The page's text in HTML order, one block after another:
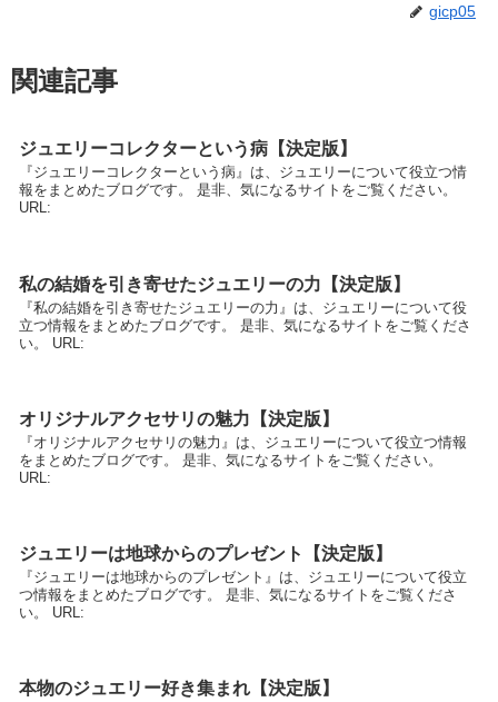
gicp05
関連記事
ジュエリーコレクターという病【決定版】
『ジュエリーコレクターという病』は、ジュエリーについて役立つ情
報をまとめたブログです。 是非、気になるサイトをご覧ください。
URL:
私の結婚を引き寄せたジュエリーの力【決定版】
『私の結婚を引き寄せたジュエリーの力』は、ジュエリーについて役
立つ情報をまとめたブログです。 是非、気になるサイトをご覧くださ
い。 URL:
オリジナルアクセサリの魅力【決定版】
『オリジナルアクセサリの魅力』は、ジュエリーについて役立つ情報
をまとめたブログです。 是非、気になるサイトをご覧ください。
URL:
ジュエリーは地球からのプレゼント【決定版】
『ジュエリーは地球からのプレゼント』は、ジュエリーについて役立
つ情報をまとめたブログです。 是非、気になるサイトをご覧くださ
い。 URL:
本物のジュエリー好き集まれ【決定版】